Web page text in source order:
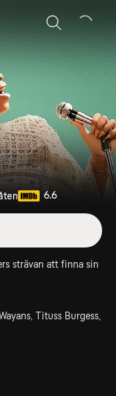
Sök
6.6
strävan att finna sin
Tituss Burgess,